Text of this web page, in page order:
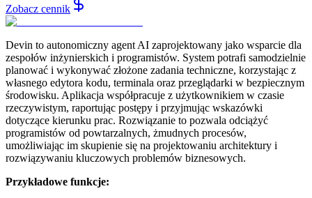
Zobacz cennik
Devin to autonomiczny agent AI zaprojektowany jako wsparcie dla
zespołów inżynierskich i programistów. System potrafi samodzielnie
planować i wykonywać złożone zadania techniczne, korzystając z
własnego edytora kodu, terminala oraz przeglądarki w bezpiecznym
środowisku. Aplikacja współpracuje z użytkownikiem w czasie
rzeczywistym, raportując postępy i przyjmując wskazówki
dotyczące kierunku prac. Rozwiązanie to pozwala odciążyć
programistów od powtarzalnych, żmudnych procesów,
umożliwiając im skupienie się na projektowaniu architektury i
rozwiązywaniu kluczowych problemów biznesowych.
Przykładowe funkcje: